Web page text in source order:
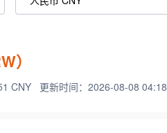
）
CNY 更新时间：2026-08-08